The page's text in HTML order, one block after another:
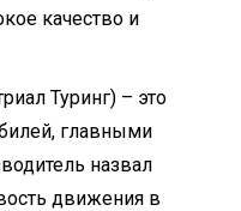
качество и
Туринг) – это
главными
назвал
движения в